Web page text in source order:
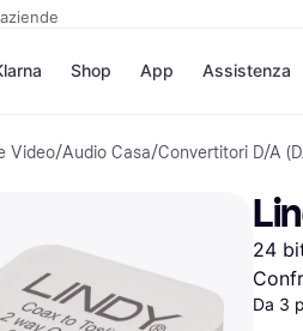
Opzioni di
Paga dopo 30 giorni
Finanziamento
Shop
Negozi
Unieuro
Media
eBay
Zalando
App Assistenza
Video/Audio Casa/Convertitori D/A
24
Da 3